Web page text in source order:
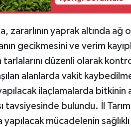
zararlının yaprak altında ağ
gecikmesini ve verim
düzenli olarak
alanlarda vakit
ilaçlamalarda
tavsiyesinde bulundu. İl
yapılacak mücadelenin